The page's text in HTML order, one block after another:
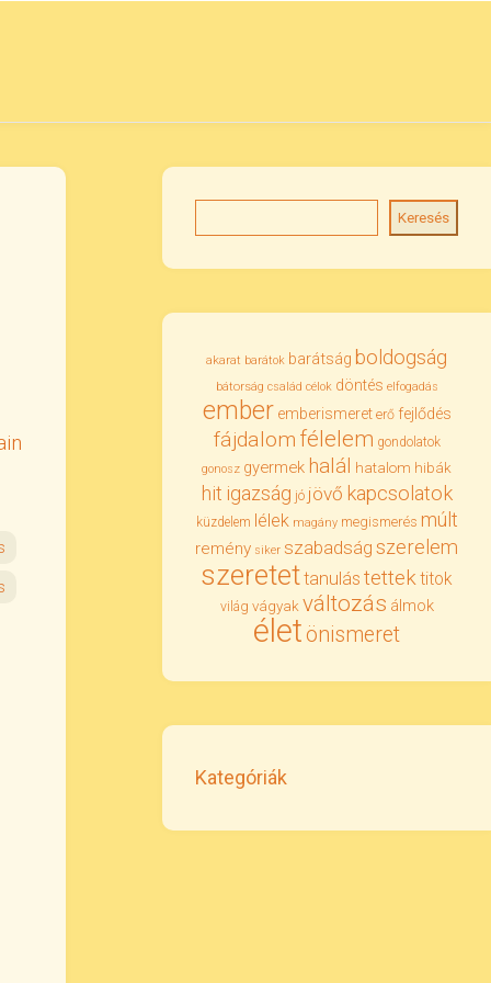
Keresés
akarat barátok barátság boldogság
bátorság család célok döntés elfogadás
ember emberismeret erő fejlődés
fájdalom félelem gondolatok
gonosz gyermek halál hatalom hibák
hit igazság jó jövő kapcsolatok
küzdelem lélek magány megismerés múlt
remény siker szabadság szerelem
szeretettanulás tettektitok
világ vágyak változás álmok
életönismeret
Kategóriák